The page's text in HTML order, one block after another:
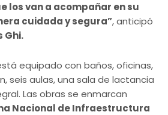
los van a acompañar en su
cuidada y segura”, anticipó
Ghi.
equipado con baños, oficinas,
seis aulas, una sala de lactancia
Las obras se enmarcan
Nacional de Infraestructura